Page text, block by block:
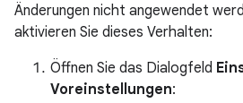
Änderungen nicht angewendet
aktivieren Sie dieses Verhalten:
Öffnen Sie das Dialogfeld
Voreinstellungen: